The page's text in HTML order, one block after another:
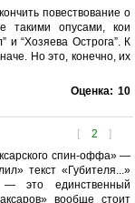
повествование о
такими опусами, кои
и “Хозяева Острога”. К
Но это, конечно, их
Оценка: 10
[ 2 ]
спин-оффа» —
текст «Губителя...»
— это единственный
вообще стоит